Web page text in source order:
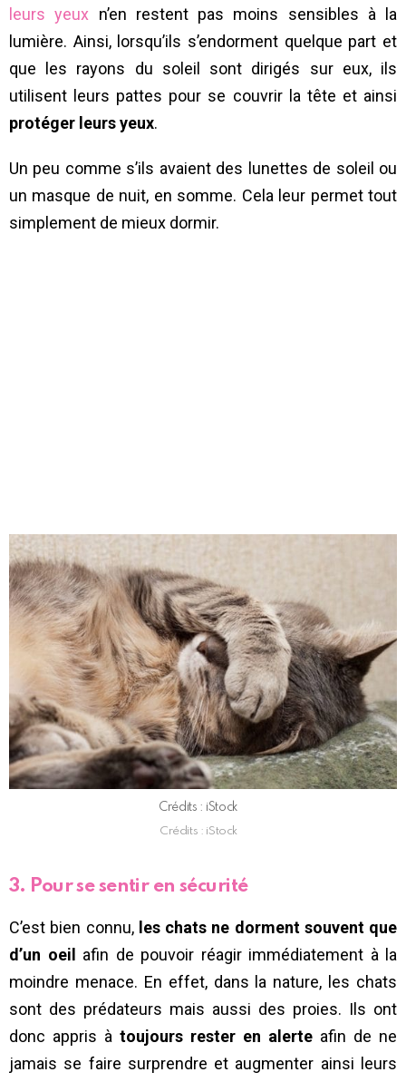
leurs yeux n’en restent pas moins sensibles à la
lumière. Ainsi, lorsqu’ils s’endorment quelque part et
que les rayons du soleil sont dirigés sur eux, ils
utilisent leurs pattes pour se couvrir la tête et ainsi
protéger leurs yeux.
Un peu comme s’ils avaient des lunettes de soleil ou
un masque de nuit, en somme. Cela leur permet tout
simplement de mieux dormir.
Crédits : iStock
Crédits : iStock
3. Pour se sentir en sécurité
C’est bien connu, les chats ne dorment souvent que
d’un oeil
afin de pouvoir réagir immédiatement à la
moindre menace. En effet, dans la nature, les chats
sont des prédateurs mais aussi des proies. Ils ont
donc appris à toujours rester en alerte afin de ne
jamais se faire surprendre et augmenter ainsi leurs